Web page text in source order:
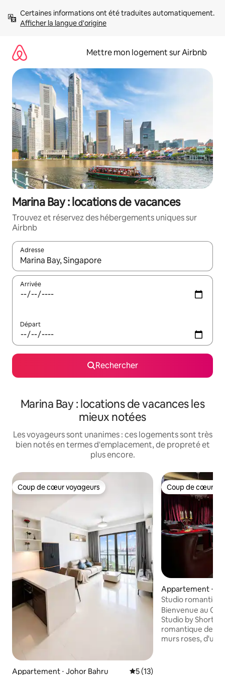
directement
Afficher la langue d'origine
Mettre mon logement sur Airbnb
Marina Bay : locations de vacances
Trouvez et réservez des hébergements uniques sur
Airbnb
Adresse
Lorsque les résultats s'affichent, utilisez les flèches vers le
Arrivée
Départ
Rechercher
Marina Bay : locations de vacances les
mieux notées
Les voyageurs sont unanimes : ces logements sont très
bien notés en termes d'emplacement, de propreté et
plus encore.
Coup de cœur voyageurs
Coup de cœur voyageurs
Appartement ⋅ Johor Bahru Évaluation moyenne sur la
5 (13)
Coup de cœur
Coup de cœur
Appartement ⋅
Studio
Short Escape R&F
Bienvenue au
Studio by Short
romantique de
murs roses, d'un